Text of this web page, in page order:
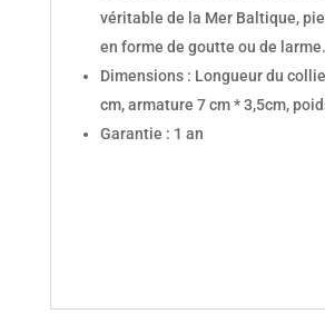
véritable de la Mer Baltique,
en forme de goutte ou de larme.
Dimensions : Longueur du
cm, armature 7 cm * 3,5cm,
Garantie : 1 an